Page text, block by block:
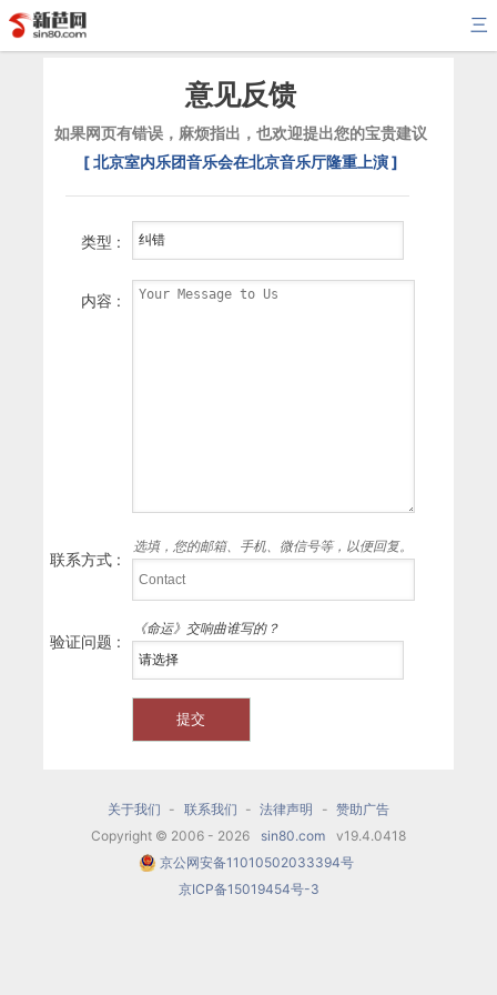
三
意见反馈
如果网页有错误，麻烦指出，也欢迎提出您的宝贵建议
[ 北京室内乐团音乐会在北京音乐厅隆重上演 ]
类型 :
内容 :
联系方式 :
选填，您的邮箱、手机、微信号等，以便回复。
验证问题 :
《命运》交响曲谁写的？
关于我们 - 联系我们 - 法律声明 - 赞助广告
Copyright © 2006 - 2026
sin80.com
v19.4.0418
京公网安备11010502033394号
京ICP备15019454号-3